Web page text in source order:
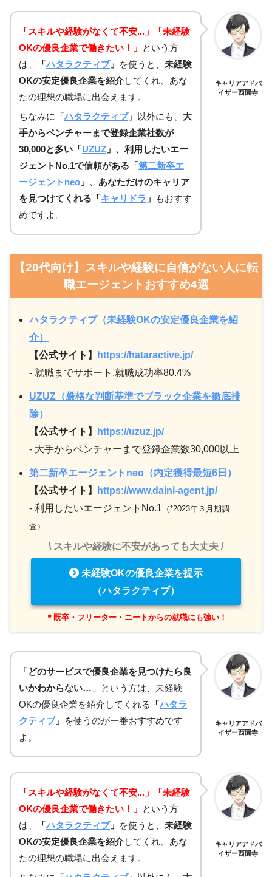
「スキルや経験がなくて不安...」「未経験
OKの優良企業で働きたい！」 という方
は、
「ハタラクティブ」 を使うと、 未経験
OKの安定優良企業を紹介してくれ、あな
たの理想の職場に出会えます。
ちなみに
「ハタラクティブ」 以外にも、 大
手からベンチャーまで登録企業社数が
30,000と多い「UZUZ 」、利用したいエー
ジェントNo.1で信頼がある「第二新卒エ
ージェントneo 」、あなただけのキャリア
を見つけてくれる「キャリドラ 」
もおすす
めですよ。
キャリアアドバ
イザー西園寺
【20代向け】スキルや経験に自信がない人に転
職エージェントおすすめ4選
ハタラクティブ（未経験OKの安定優良企業を紹
介）
【公式サイト】
https://hataractive.jp/
- 就職までサポート,就職成功率80.4%
UZUZ（厳格な判断基準でブラック企業を徹底排
除）
【公式サイト】
https://uzuz.jp/
- 大手からベンチャーまで登録企業数30,000以上
第二新卒エージェントneo（内定獲得最短6日）
【公式サイト】
https://www.daini-agent.jp/
- 利用したいエージェントNo.1 （*2023年３月期調
査）
\ スキルや経験に不安があっても大丈夫 /
未経験OKの優良企業を提示
（ハタラクティブ）
＊既卒・フリーター・ニートからの就職にも強い！
「どのサービスで優良企業を見つけたら良
いかわからない… 」という方は、未経験
OKの優良企業を紹介してくれる
「ハタラ
クティブ」 を使うのが一番おすすめです
よ。
キャリアアドバ
イザー西園寺
「スキルや経験がなくて不安...」「未経験
OKの優良企業で働きたい！」 という方
は、
「ハタラクティブ」 を使うと、 未経験
OKの安定優良企業を紹介してくれ、あな
たの理想の職場に出会えます。
キャリアアドバ
イザー西園寺